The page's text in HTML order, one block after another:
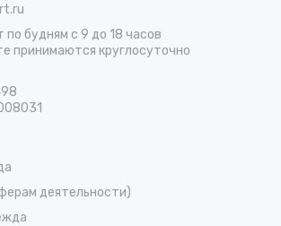
для мужчин и женщин. Мы
костюмы, комбинезоны, куртки, халаты,
уборы и трикотажные изделия для
осуществляется по Мариинскому
проверенными транспортными
будням с 9 до 18 часов
принимаются круглосуточно
деятельности)